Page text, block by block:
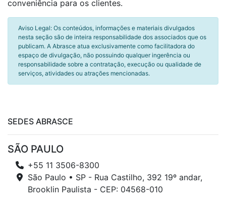
conveniência para os clientes.
Aviso Legal: Os conteúdos, informações e materiais divulgados
nesta seção são de inteira responsabilidade dos associados que os
publicam. A Abrasce atua exclusivamente como facilitadora do
espaço de divulgação, não possuindo qualquer ingerência ou
responsabilidade sobre a contratação, execução ou qualidade de
serviços, atividades ou atrações mencionadas.
SEDES ABRASCE
SÃO PAULO
+55 11 3506-8300
São Paulo • SP - Rua Castilho, 392 19º andar,
Brooklin Paulista - CEP: 04568-010